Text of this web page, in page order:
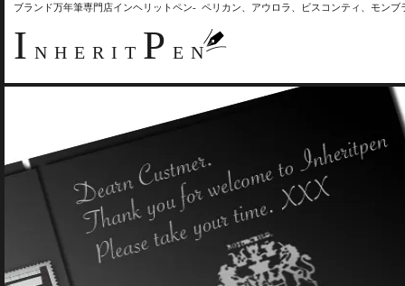
ブランド万年筆専門店インヘリットペン- ペリカン、アウロラ、ビスコンティ、モン
I NHERIT P EN